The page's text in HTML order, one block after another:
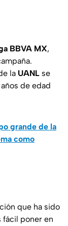
BBVA MX,
la UANL se
de edad
grande de la
como
que ha sido
fácil poner en